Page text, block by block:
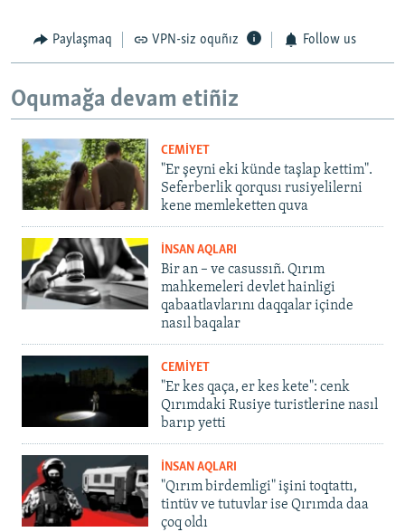
Paylaşmaq VPN-siz oquñız Follow us
Oqumağa devam etiñiz
CEMİYET
"Er şeyni eki künde taşlap kettim".
Seferberlik qorqusı rusiyelilerni
kene memleketten quva
İNSAN AQLARI
Bir an – ve casussıñ. Qırım
mahkemeleri devlet hainligi
qabaatlavlarını daqqalar içinde
nasıl baqalar
CEMİYET
"Er kes qaça, er kes kete": cenk
Qırımdaki Rusiye turistlerine nasıl
barıp yetti
İNSAN AQLARI
"Qırım birdemligi" işini toqtattı,
tintüv ve tutuvlar ise Qırımda daa
çoq oldı